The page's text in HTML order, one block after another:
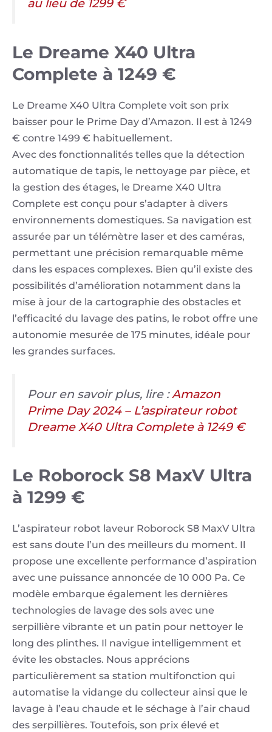
au lieu de 1299 €
Le Dreame X40 Ultra
Complete à 1249 €
Le Dreame X40 Ultra Complete voit son prix
baisser pour le Prime Day d’Amazon. Il est à 1249
€ contre 1499 € habituellement.
Avec des fonctionnalités telles que la détection
automatique de tapis, le nettoyage par pièce, et
la gestion des étages, le Dreame X40 Ultra
Complete est conçu pour s’adapter à divers
environnements domestiques. Sa navigation est
assurée par un télémètre laser et des caméras,
permettant une précision remarquable même
dans les espaces complexes. Bien qu’il existe des
possibilités d’amélioration notamment dans la
mise à jour de la cartographie des obstacles et
l’efficacité du lavage des patins, le robot offre une
autonomie mesurée de 175 minutes, idéale pour
les grandes surfaces.
Pour en savoir plus, lire :Amazon
Prime Day 2024 – L’aspirateur robot
Dreame X40 Ultra Complete à 1249 €
Le Roborock S8 MaxV Ultra
à 1299 €
L’aspirateur robot laveur Roborock S8 MaxV Ultra
est sans doute l’un des meilleurs du moment. Il
propose une excellente performance d’aspiration
avec une puissance annoncée de 10 000 Pa. Ce
modèle embarque également les dernières
technologies de lavage des sols avec une
serpillière vibrante et un patin pour nettoyer le
long des plinthes. Il navigue intelligemment et
évite les obstacles. Nous apprécions
particulièrement sa station multifonction qui
automatise la vidange du collecteur ainsi que le
lavage à l’eau chaude et le séchage à l’air chaud
des serpillières. Toutefois, son prix élevé et